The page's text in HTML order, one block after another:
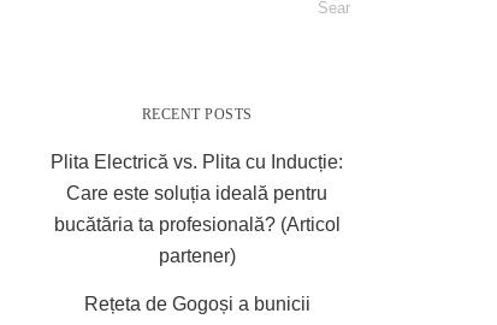
RECENT POSTS
Plita Electrică vs. Plita cu Inducție:
Care este soluția ideală pentru
bucătăria ta profesională? (Articol
partener)
Rețeta de Gogoși a bunicii